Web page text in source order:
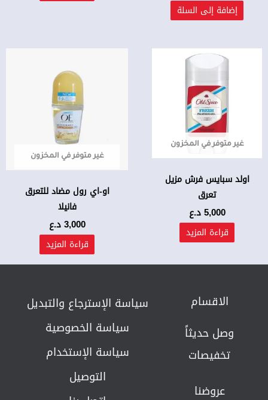
إضافة إلى السلة
غير متوفر في المخزون
اولد سبايس فرش مزيل
تعرق
5,000د.ع
قراءة المزيد
غير متوفر في المخزون
او-اي رول مضاد للتعرق
فانيلا
3,000د.ع
قراءة المزيد
الاقسام
وصل حديثاً
تخفيصات
عروضنا
سياسة الإسترجاع والتبديل​
سياسة الخصوصية
سياسة الإستخدام
التوصيل